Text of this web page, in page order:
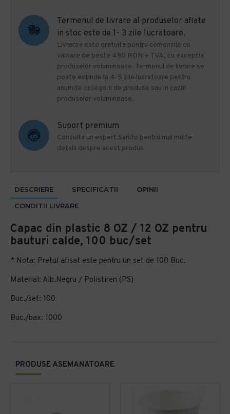
Termenul de livrare al produselor aflate
in stoc este de 1- 3 zile lucratoare.
Livrarea este gratuita pentru comenzile cu
valoare de peste 490 RON + TVA, cu exceptia
produselor voluminoase. Termenul de livrare se
poate extinde la 4-5 zile lucratoare pentru
anumite categorii de produse sau in cazul
produselor voluminoase.
Suport premium
Consulta un expert Sanito pentru mai multe
detalii despre acest produs
PRODUSE ASEMANATOARE
DESCRIERE SPECIFICATII
OPINII
CONDITII LIVRARE
Capac din plastic 8 OZ / 12 OZ pentru
bauturi calde, 100 buc/set
* Nota: Pretul afisat este pentru un set de 100 Buc.
Material: Alb,Negru / Polistiren (PS)
Buc./set: 100
Buc./bax: 1000